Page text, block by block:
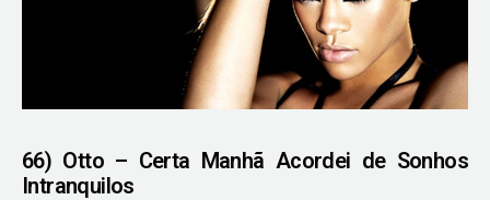
66) Otto – Certa Manhã Acordei de Sonhos
Intranquilos